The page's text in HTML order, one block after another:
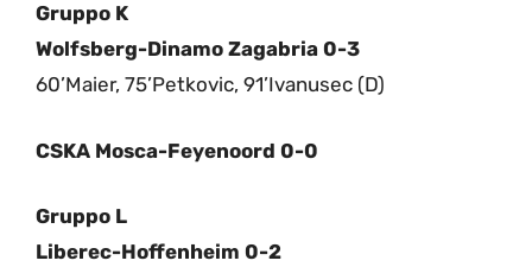
Gruppo K
Wolfsberg-Dinamo Zagabria 0-3
60’Maier, 75’Petkovic, 91’Ivanusec (D)
CSKA Mosca-Feyenoord 0-0
Gruppo L
Liberec-Hoffenheim 0-2